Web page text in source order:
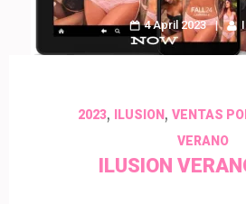
4 April 2023
2023, ILUSION , VENTAS
VERANO
ILUSION